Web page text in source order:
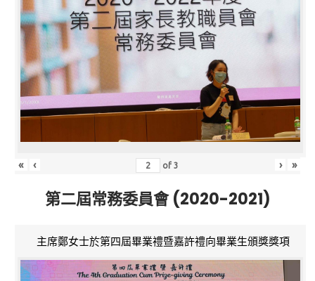
« ‹ of3 › »
第二屆常務委員會 (2020-2021)
主席鄭女士於第四屆畢業禮暨嘉許禮向畢業生頒獎獎項